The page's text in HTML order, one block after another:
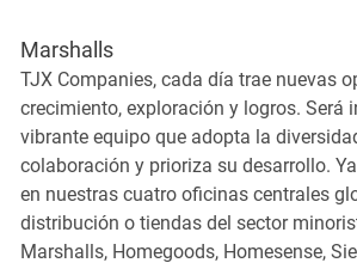
Marshalls
TJX Companies, cada día trae nuevas
crecimiento, exploración y logros. Será
vibrante equipo que adopta la
colaboración y prioriza su desarrollo.
en nuestras cuatro oficinas centrales
distribución o tiendas del sector
Marshalls, Homegoods, Homesense,